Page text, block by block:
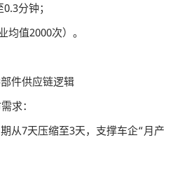
分钟；
均值2000次）。
件供应链逻辑
求：
从7天压缩至3天，支撑车企“月产